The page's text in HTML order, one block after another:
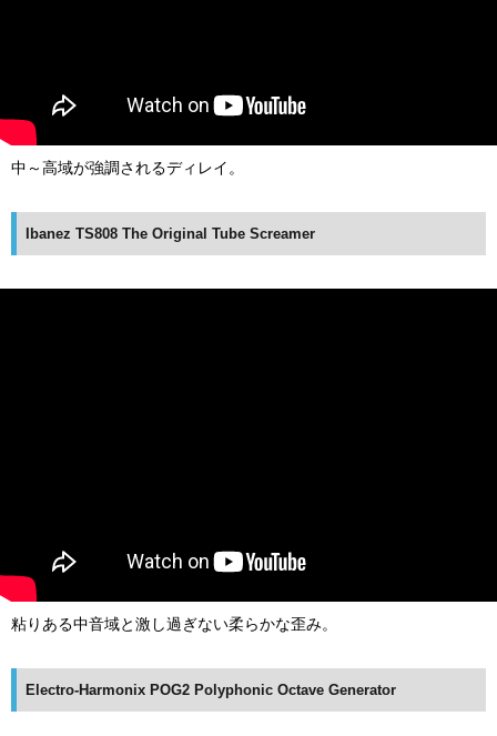
中～高域が強調されるディレイ。
Ibanez TS808 The Original Tube Screamer
粘りある中音域と激し過ぎない柔らかな歪み。
Electro-Harmonix POG2 Polyphonic Octave Generator